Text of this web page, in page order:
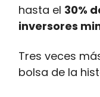
hasta el 30%
inversores
Tres veces
bolsa de la